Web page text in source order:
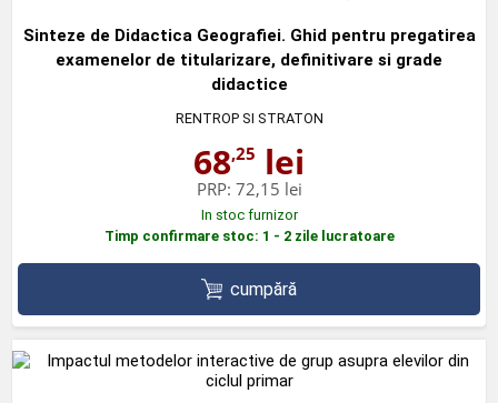
Sinteze de Didactica Geografiei. Ghid pentru pregatirea
examenelor de titularizare, definitivare si grade
didactice
RENTROP SI STRATON
68,25 lei
PRP: 72,15 lei
In stoc furnizor
Timp confirmare stoc: 1 - 2 zile lucratoare
cumpără